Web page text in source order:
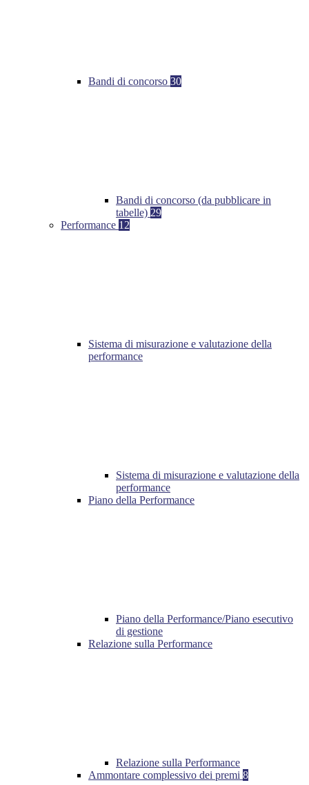
Bandi di concorso 30
Bandi di concorso (da pubblicare in
tabelle) 29
Performance 12
Sistema di misurazione e valutazione della
performance
Sistema di misurazione e valutazione della
performance
Piano della Performance
Piano della Performance/Piano esecutivo
di gestione
Relazione sulla Performance
Relazione sulla Performance
Ammontare complessivo dei premi 8